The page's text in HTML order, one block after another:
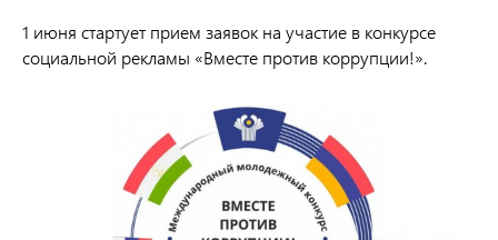
1 июня стартует прием заявок на участие в конкурсе
социальной рекламы «Вместе против коррупции!».